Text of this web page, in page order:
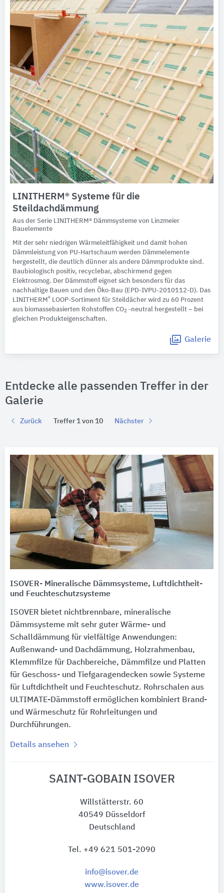
LINITHERM® Systeme für die
Steildachdämmung
Aus der Serie LINITHERM® Dämmsysteme von Linzmeier
Bauelemente
Mit der sehr niedrigen Wärmeleitfähigkeit und damit hohen
Dämmleistung von PU-Hartschaum werden Dämmelemente
hergestellt, die deutlich dünner als andere Dämmprodukte sind.
Baubiologisch positiv, recyclebar, abschirmend gegen
Elektrosmog. Der Dämmstoff eignet sich besonders für das
nachhaltige Bauen und den Öko-Bau (EPD-IVPU-2010112-D). Das
LINITHERM ® LOOP-Sortiment für Steildächer wird zu 60 Prozent
aus biomassebasierten Rohstoffen CO2 -neutral hergestellt – bei
gleichen Produkteigenschaften.
Galerie
Entdecke alle passenden Treffer in der
Galerie
Zurück Treffer 1 von 10 Nächster
ISOVER- Mineralische Dämmsysteme, Luftdichtheit-
und Feuchteschutzsysteme
ISOVER bietet nichtbrennbare, mineralische
Dämmsysteme mit sehr guter Wärme- und
Schalldämmung für vielfältige Anwendungen:
Außenwand- und Dachdämmung, Holzrahmenbau,
Klemmfilze für Dachbereiche, Dämmfilze und Platten
für Geschoss- und Tiefgaragendecken sowie Systeme
für Luftdichtheit und Feuchteschutz. Rohrschalen aus
ULTIMATE-Dämmstoff ermöglichen kombiniert Brand-
und Wärmeschutz für Rohrleitungen und
Durchführungen.
Details ansehen
SAINT-GOBAIN ISOVER
Willstätterstr. 60
40549 Düsseldorf
Deutschland
Tel. +49 621 501-2090
info@isover.de
www.isover.de